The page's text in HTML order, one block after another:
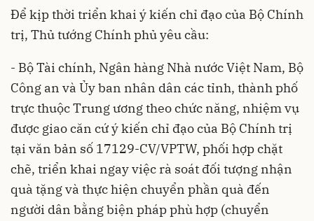
Để kịp thời triển khai ý kiến chỉ đạo của Bộ Chính
trị, Thủ tướng Chính phủ yêu cầu:
- Bộ Tài chính, Ngân hàng Nhà nước Việt Nam, Bộ
Công an và Ủy ban nhân dân các tỉnh, thành phố
trực thuộc Trung ương theo chức năng, nhiệm vụ
được giao căn cứ ý kiến chỉ đạo của Bộ Chính trị
tại văn bản số 17129-CV/VPTW, phối hợp chặt
chẽ, triển khai ngay việc rà soát đối tượng nhận
quà tặng và thực hiện chuyển phần quà đến
người dân bằng biện pháp phù hợp (chuyển